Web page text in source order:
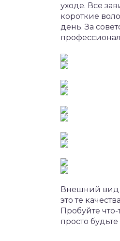
уходе. Все
короткие
день. За
Внешний вид
это те
Пробуйте
просто